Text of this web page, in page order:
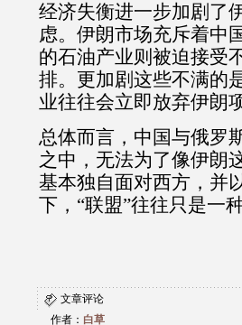
经济失衡进一步加剧了
虑。伊朗市场充斥着中
的石油产业则被迫接受
排。更加剧这些不满的
业往往会立即放弃伊朗
总体而言，中国与俄罗
之中，无法为了像伊朗
基本独自面对西方，并
下， “联盟”往往只是一
文章评论
作者： 白草